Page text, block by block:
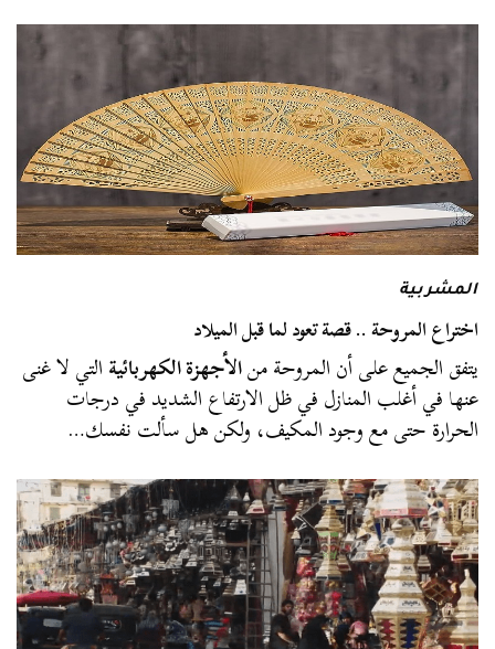
المشربية
اختراع المروحة .. قصة تعود لما قبل الميلاد
يتفق الجميع على أن المروحة منالأجهزة الكهربائيةالتي لا غنى
عنها في أغلب المنازل في ظل الارتفاع الشديد في درجات
الحرارة حتى مع وجود المكيف، ولكن هل سألت نفسك…